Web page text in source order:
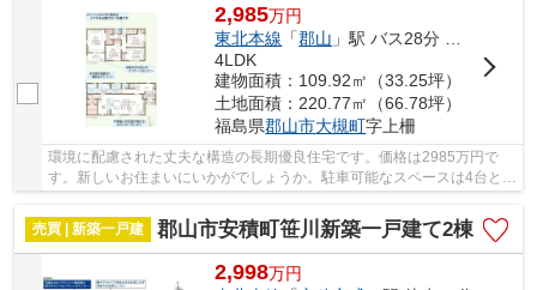
2,985万円
東北本線 「郡山 」駅 バス28分 「大槻郵便局」 停歩4分
4LDK
建物面積：109.92㎡（33.25坪）
土地面積：220.77㎡（66.78坪）
福島県郡山市大槻町字上柵
環境に配慮された丈夫な構造の長期優良住宅です。価格は2985万円で
す。新しいお住まいにいかがでしょうか。駐車可能なスペースは4台とな
っています。広めの空間です。一生に一度のマイ...
売買 | 新築一戸建
郡山市安積町笹川新築一戸建て2棟
2,998万円